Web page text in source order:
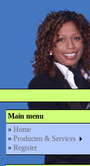
Main menu
» Home
» Producten & Services
» Register